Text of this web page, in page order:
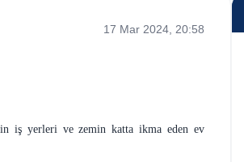
17 Mar 2024, 20:58
iş yerleri ve zemin katta ikma eden ev